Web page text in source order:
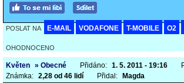
POSLAT NA E-MAIL VODAFONE T-MOBILE O2
OHODNOCENO
Květen » Obecné Přidáno: 1. 5. 2011 - 19:16
Známka: 2,28 od 46 lidí Přidal: Magda